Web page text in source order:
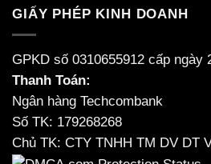
GIẤY PHÉP KINH DOANH
GPKD số 0310655912 cấp ngày
Thanh Toán:
Ngân hàng Techcombank
Số TK: 179268268
Chủ TK: CTY TNHH TM DV DT